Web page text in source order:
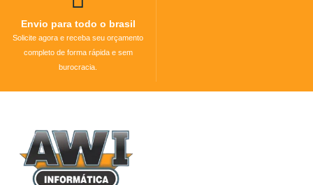
Envio para todo o brasil
Solicite agora e receba seu orçamento
completo de forma rápida e sem
burocracia.